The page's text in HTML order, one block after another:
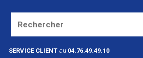
SERVICE CLIENT au 04.76.49.49.10